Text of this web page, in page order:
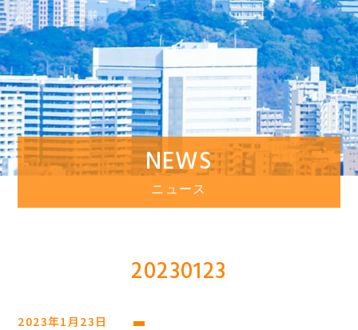
NEWS
ニュース
20230123
2023年1月23日